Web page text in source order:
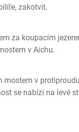
zakotvit.
za koupacím
v Aichu.
v
se nabízí na levé